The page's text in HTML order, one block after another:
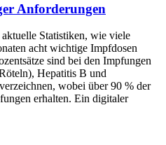
Anforderungen
Statistiken, wie viele
acht wichtige Impfdosen
sind bei den Impfungen
Hepatitis B und
wobei über 90 % der
erhalten. Ein digitaler